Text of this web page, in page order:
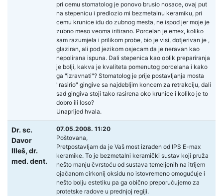
pri cemu stomatolog je ponovo brusio nosace, ovaj put
na stepenicu i predlozio mi bezmetalnu keramiku, pri
cemu krunice idu do zubnog mesta, ne ispod jer moje je
zubno meso veoma iritirano. Porcelan je emex, koliko
sam razumjela i prilikom probe, bio je visi, dotjerivan je ,
glaziran, ali pod jezikom osjecam da je neravan kao
nepolirana ispuna. Dali stepenica kao oblik prepariranja
je bolji, kakva je kvaliteta pomenutog porcelana i kako
ga "izravnati"? Stomatolog je prije postavljanja mosta
"rasirio" gingive sa najdebljim koncem za retrakciju, dali
sad gingiva stoji tako rasirena oko krunice i koliko je to
dobro ili loso?
Unaprijed hvala.
Dr. sc.
Davor
Illeš, dr.
med. dent.
07.05.2008. 11:20
Poštovana,
Pretpostavljam da je Vaš most izrađen od IPS E-max
keramike. To je bezmetalni keramički sustav koji pruža
nešto manju čvrstoću od sustava temeljenih na itrijem
ojačanom cirkonij oksidu no istovremeno omogućuje i
nešto bolju estetiku pa ga obično preporučujemo za
protetske radove u prednjoj regiji.